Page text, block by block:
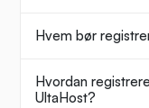
Hvem bør
Hvordan
UltaHost?